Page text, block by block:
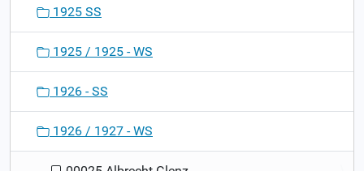
1925 SS
1925 / 1925 - WS
1926 - SS
1926 / 1927 - WS